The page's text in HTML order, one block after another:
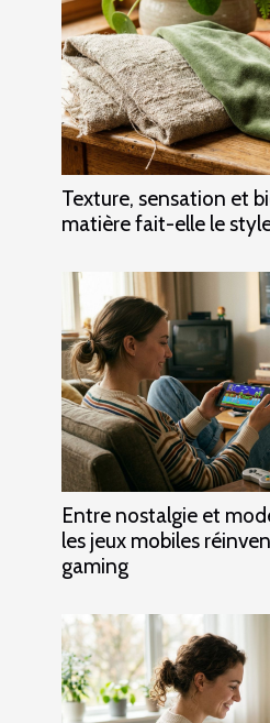
Texture, sensation et
matière fait-elle le
Entre nostalgie et
les jeux mobiles
gaming